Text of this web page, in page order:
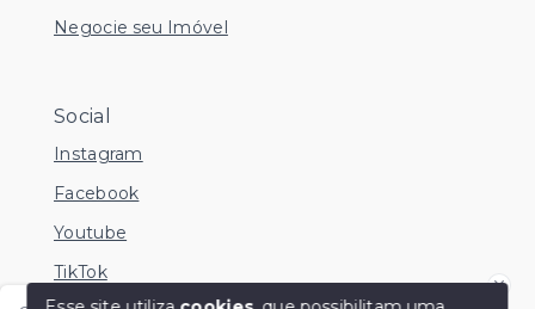
Negocie seu Imóvel
Social
Instagram
Facebook
Youtube
TikTok